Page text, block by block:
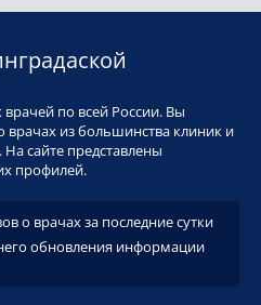
по всей России. Вы
из большинства клиник и
сайте представлены
профилей.
о врачах за последние сутки
обновления информации